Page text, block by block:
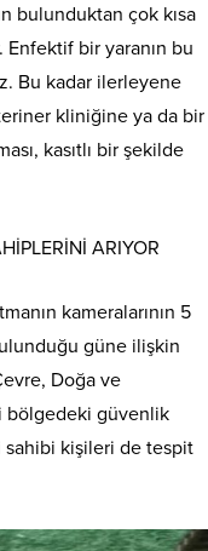
bulunduktan çok kısa
Enfektif bir yaranın bu
Bu kadar ilerleyene
kliniğine ya da bir
kasıtlı bir şekilde
ARIYOR
kameralarının 5
güne ilişkin
Doğa ve
bölgedeki güvenlik
sahibi kişileri de tespit